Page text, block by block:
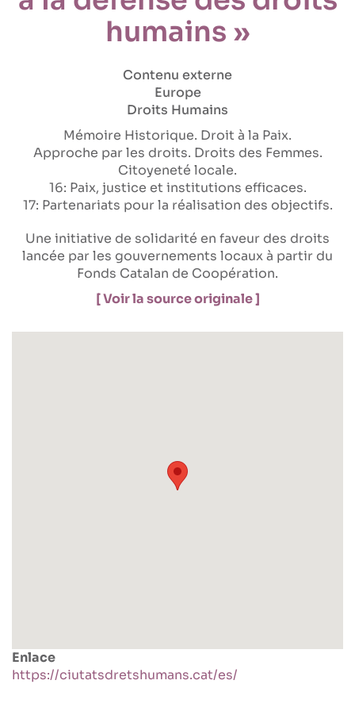
humains »
Contenu externe
Europe
Droits Humains
Mémoire Historique Droit à la Paix
Approche par les droits Droits des Femmes
Citoyeneté locale
16: Paix, justice et institutions efficaces
17: Partenariats pour la réalisation des objectifs
Une initiative de solidarité en faveur des droits
lancée par les gouvernements locaux à partir du
Fonds Catalan de Coopération.
[ Voir la source originale ]
Enlace
https://ciutatsdretshumans.cat/es/